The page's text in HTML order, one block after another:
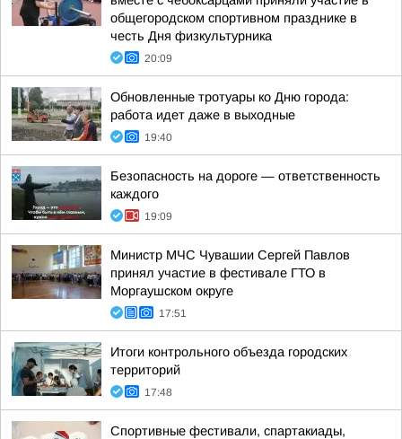
общегородском спортивном празднике в
честь Дня физкультурника
20:09
Обновленные тротуары ко Дню города:
работа идет даже в выходные
19:40
Безопасность на дороге — ответственность
каждого
19:09
Министр МЧС Чувашии Сергей Павлов
принял участие в фестивале ГТО в
Моргаушском округе
17:51
Итоги контрольного объезда городских
территорий
17:48
Спортивные фестивали, спартакиады,